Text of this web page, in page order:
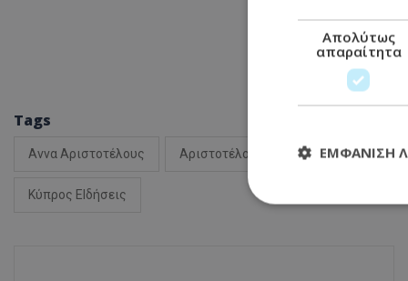
Tags
Αννα Αριστοτέλους Αριστοτέλους Κυβέρνηση
Κύπρος ΕΙδήσεις
Απολύτως
απαραίτητα
ΕΜΦΆΝΙΣΗ